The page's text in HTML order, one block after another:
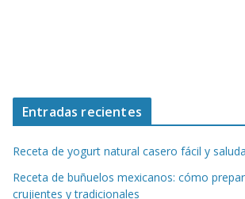
Entradas recientes
Receta de yogurt natural casero fácil y
Receta de buñuelos mexicanos: cómo
crujientes y tradicionales